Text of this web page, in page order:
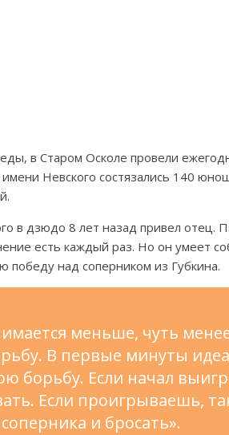
в Старом Осколе провели
Невского состязались 140
в дзюдо 8 лет назад привел отец.
есть каждый раз. Но он умеет
над соперником из Губкина.
меньше, чуть
В первые минуты
борьбу. Если начал
Если проигрываешь,
и бросать».